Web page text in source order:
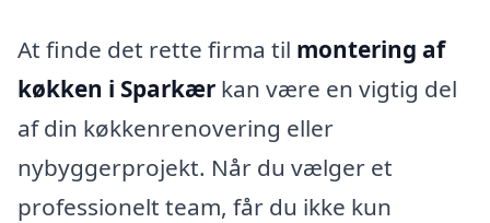
At finde det rette firma til montering af
køkken i Sparkær kan være en vigtig del
af din køkkenrenovering eller
nybyggerprojekt. Når du vælger et
professionelt team, får du ikke kun